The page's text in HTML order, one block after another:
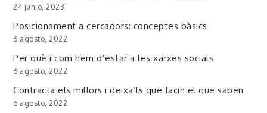
24 junio, 2023
Posicionament a cercadors: conceptes bàsics
6 agosto, 2022
Per què i com hem d’estar a les xarxes socials
6 agosto, 2022
Contracta els millors i deixa’ls que facin el que saben
6 agosto, 2022